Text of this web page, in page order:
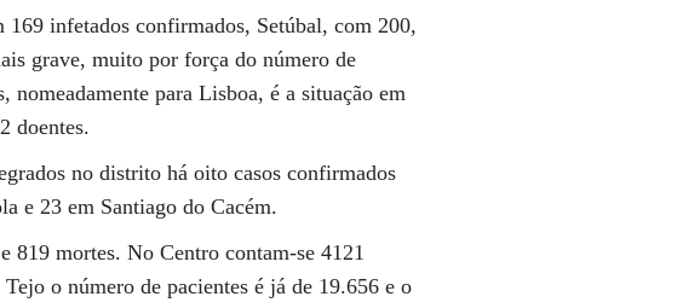
infetados confirmados, Setúbal, com 200,
grave, muito por força do número de
nomeadamente para Lisboa, é a situação em
doentes.
no distrito há oito casos confirmados
e 23 em Santiago do Cacém.
819 mortes. No Centro contam-se 4121
o número de pacientes é já de 19.656 e o